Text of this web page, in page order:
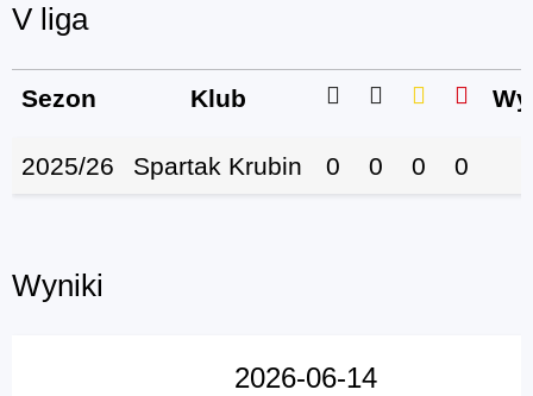
V liga
Sezon Klub
2025/26 Spartak Krubin 0 0 0 0
Wyniki
2026-06-14